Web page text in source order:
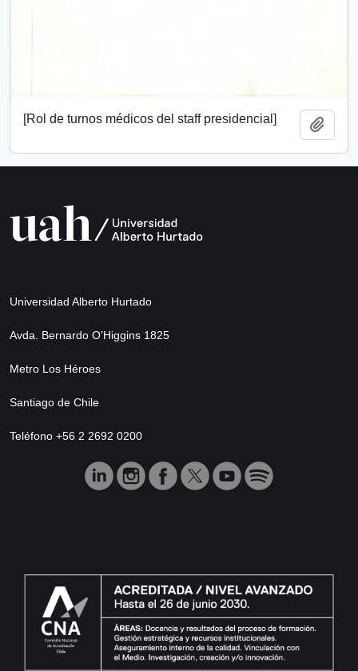
[Rol de turnos médicos del staff presidencial]
Universidad Alberto Hurtado
Avda. Bernardo O’Higgins 1825
Metro Los Héroes
Santiago de Chile
Teléfono +56 2 2692 0200